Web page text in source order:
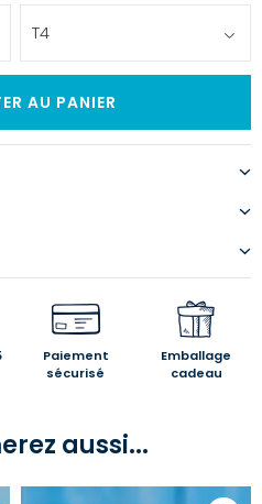
T4
AU PANIER
Paiement
sécurisé
Emballage
cadeau
aussi...